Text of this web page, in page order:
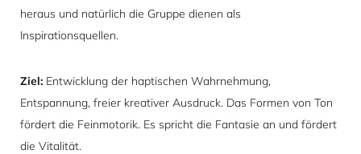
heraus und natürlich die Gruppe dienen als
Inspirationsquellen.
Ziel: Entwicklung der haptischen Wahrnehmung,
Entspannung, freier kreativer Ausdruck. Das Formen von Ton
fördert die Feinmotorik. Es spricht die Fantasie an und fördert
die Vitalität.